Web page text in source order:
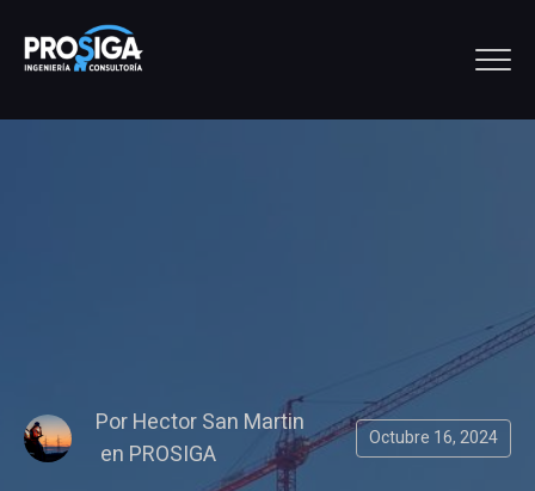
PorHector San Martin
en PROSIGA
Octubre 16, 2024